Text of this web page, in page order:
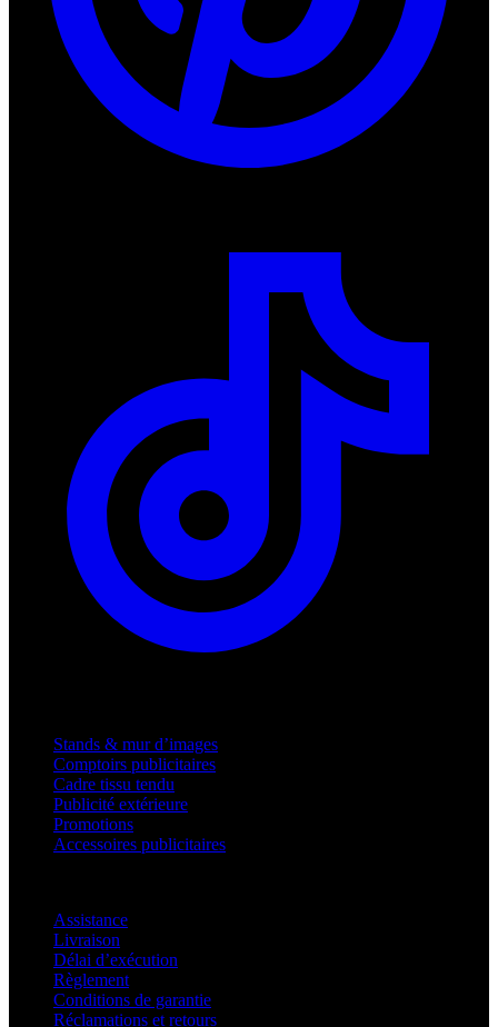
Stands & mur d’images
Comptoirs publicitaires
Cadre tissu tendu
Publicité extérieure
Promotions
Accessoires publicitaires
Assistance
Livraison
Délai d’exécution
Règlement
Conditions de garantie
Réclamations et retours